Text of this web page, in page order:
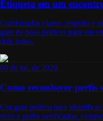
Etiqueta em um
Combinados claros, respeito e
guia de boas práticas para um
dois lados.
04 de jul. de 2026
Como reconhecer perfis
Um guia prático para identificar
reais e perfis verificados,